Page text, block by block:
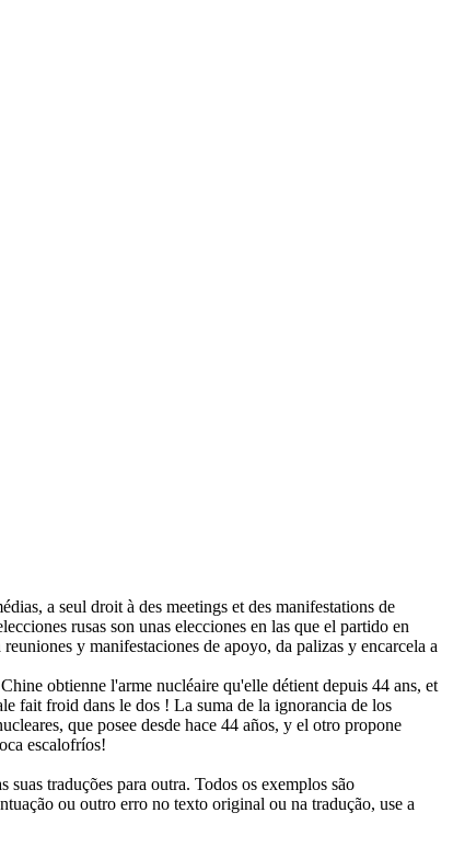
a seul droit à des meetings et des manifestations de
rusas son unas elecciones en las que el partido en
y manifestaciones de apoyo, da palizas y encarcela a
obtienne l'arme nucléaire qu'elle détient depuis 44 ans, et
fait froid dans le dos ! La suma de la ignorancia de los
que posee desde hace 44 años, y el otro propone
escalofríos!
traduções para outra. Todos os exemplos são
ou outro erro no texto original ou na tradução, use a